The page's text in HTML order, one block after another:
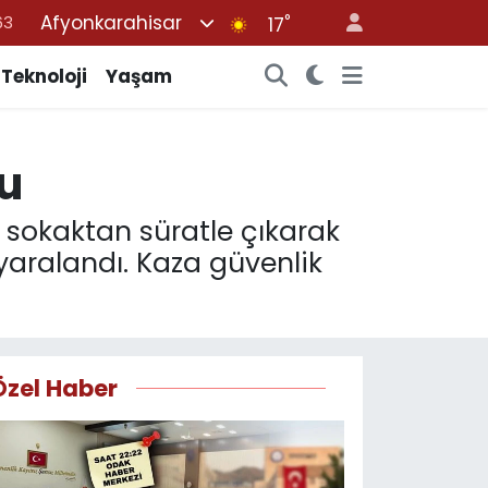
Afyonkarahisar 17°
Teknoloji Yaşam
süratle çıkarak
Kaza güvenlik
Haber